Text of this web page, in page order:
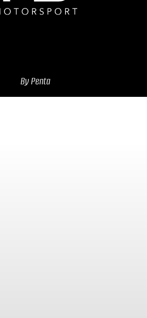
By Penta